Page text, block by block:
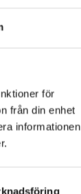
för
från din enhet
informationen